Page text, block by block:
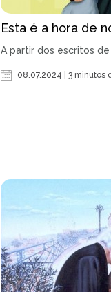
Esta é a hora de
A partir dos escritos
08.07.2024 | 3 minutos